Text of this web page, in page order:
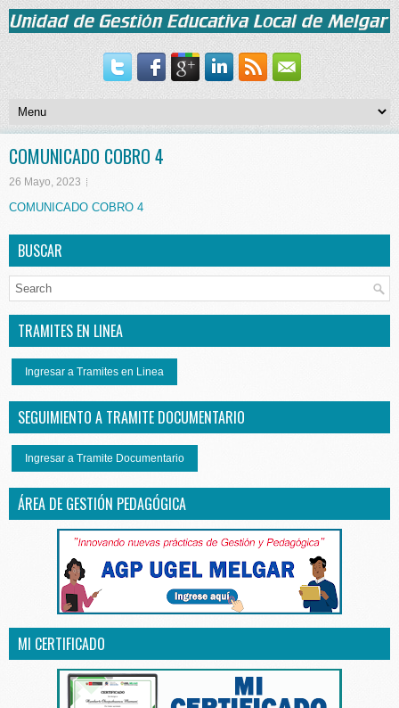
COMUNICADO COBRO 4
26 Mayo, 2023
COMUNICADO COBRO 4
BUSCAR
TRAMITES EN LINEA
Ingresar a Tramites en Linea
SEGUIMIENTO A TRAMITE DOCUMENTARIO
Ingresar a Tramite Documentario
ÁREA DE GESTIÓN PEDAGÓGICA
MI CERTIFICADO